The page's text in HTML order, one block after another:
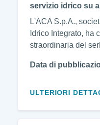
servizio idrico su
L'ACA S.p.A.,
Idrico Integrato, ha
straordinaria del
Data di
ULTERIORI